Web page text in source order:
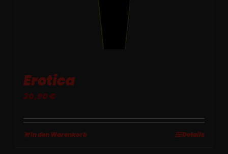
Erotica
30,90€
In den Warenkorb Details